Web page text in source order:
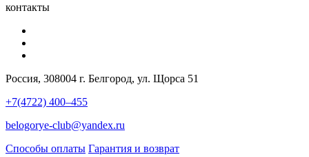
контакты
Россия, 308004 г. Белгород, ул. Щорса 51
+7(4722) 400–455
belogorye-club@yandex.ru
Способы оплаты Гарантия и возврат